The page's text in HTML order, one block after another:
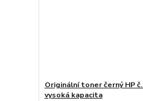
Originální toner černý HP
vysoká kapacita